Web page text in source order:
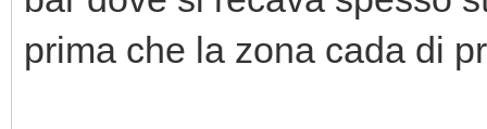
prima che la zona cada di